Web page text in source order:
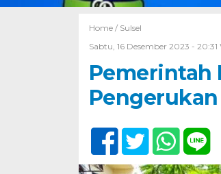
Home / Sulsel
Sabtu, 16 Desember 2023 - 20:31
Pemerintah